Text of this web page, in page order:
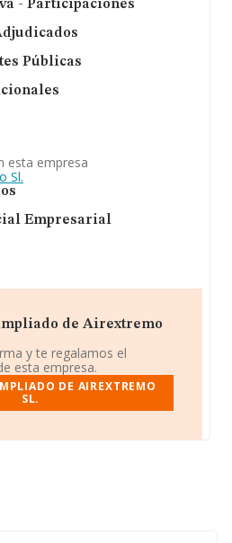
de climatizacion, sistemas de
y mantenimiento.
nacional, de todas las
empresa ha experimentado una
- Participaciones
Públicas
esta empresa
Sl.
Empresarial
de Airextremo
y te regalamos el
esta empresa.
DE AIREXTREMO
SL.